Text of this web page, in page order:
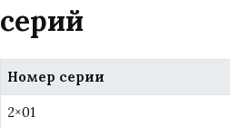
серий
Номер серии
2×01